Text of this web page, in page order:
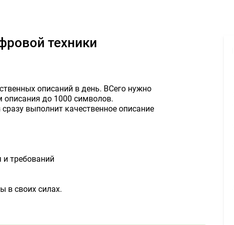
техники
описаний в день. ВСего нужно
описания до 1000 символов.
выполнит качественное описание
и требований
в своих силах.